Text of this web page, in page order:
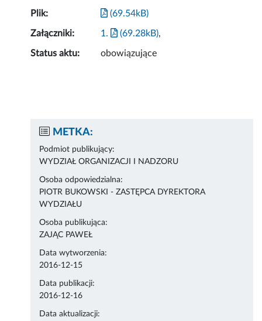
Plik: (69.54kB)
Załączniki: 1. (69.28kB),
Status aktu: obowiązujące
METKA:
Podmiot publikujący:
WYDZIAŁ ORGANIZACJI I NADZORU
Osoba odpowiedzialna:
PIOTR BUKOWSKI - ZASTĘPCA DYREKTORA
WYDZIAŁU
Osoba publikująca:
ZAJĄC PAWEŁ
Data wytworzenia:
2016-12-15
Data publikacji:
2016-12-16
Data aktualizacji: